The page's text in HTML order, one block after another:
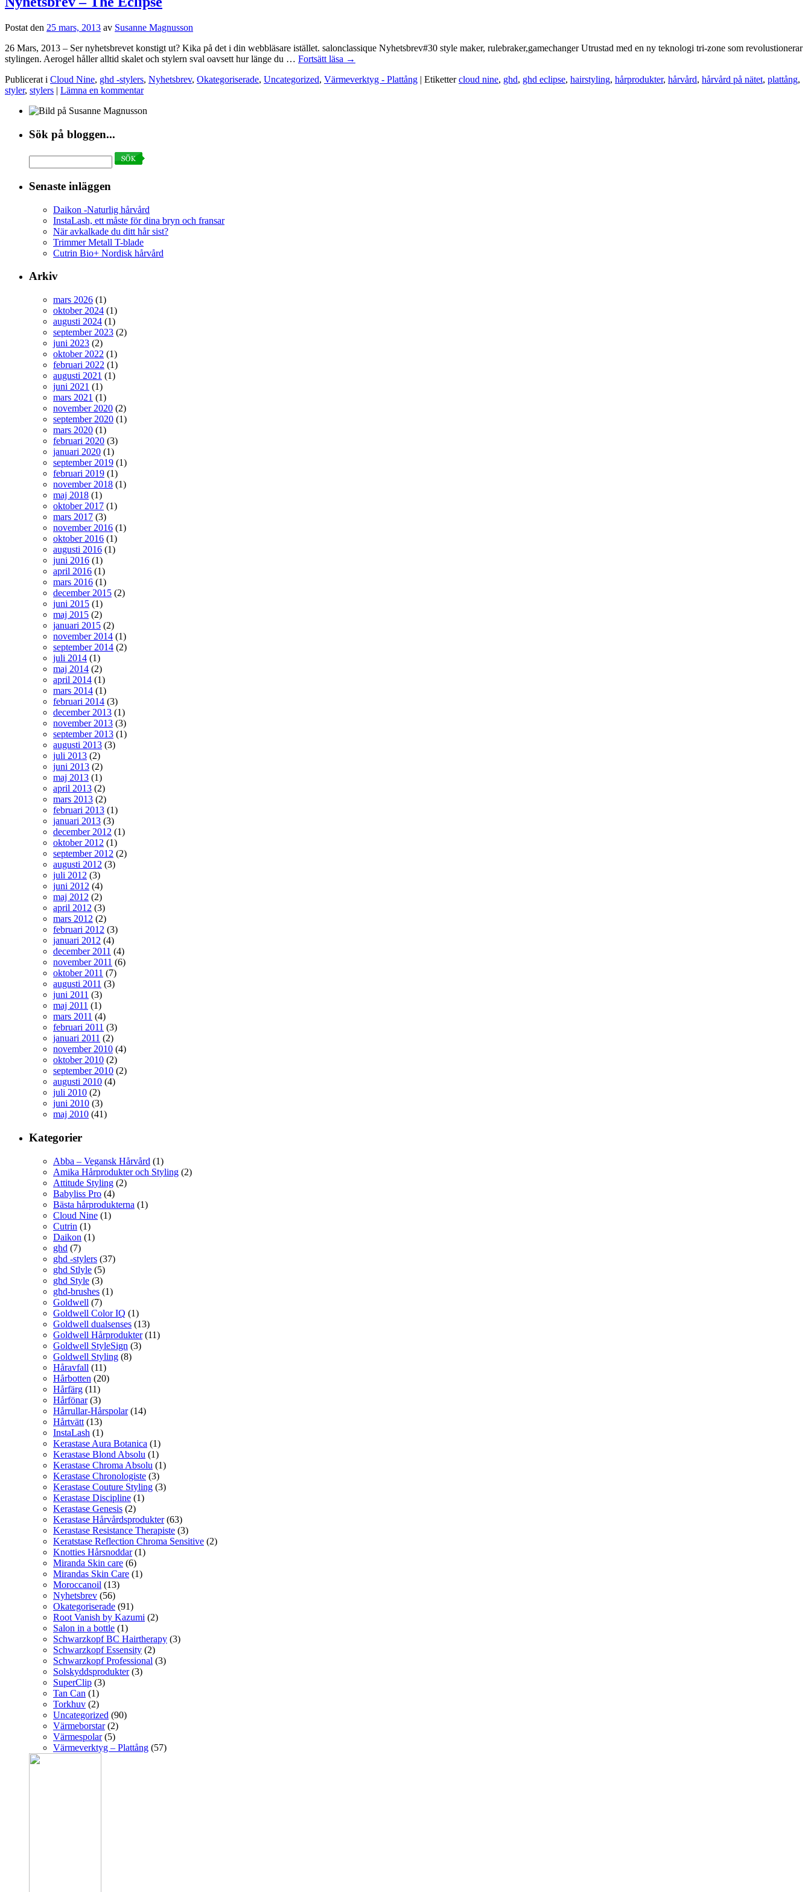
Postat den 25 mars, 2013 av Susanne Magnusson
26 Mars, 2013 – Ser nyhetsbrevet konstigt ut? Kika på det i din webbläsare istället. salonclassique Nyhetsbrev#30 style maker, rulebraker,gamechanger Utrustad med en ny teknologi tri-zone som revolustionerar
stylingen. Aerogel håller alltid skalet och stylern sval oavsett hur länge du … Fortsätt läsa →
Publicerat i Cloud Nine, ghd -stylers, Nyhetsbrev, Okategoriserade, Uncategorized, Värmeverktyg - Plattång | Etiketter cloud nine, ghd, ghd eclipse, hairstyling, hårprodukter, hårvård, hårvård på nätet, plattång,
styler, stylers | Lämna en kommentar
Sök på bloggen...
Search
for:
Senaste inläggen
Daikon -Naturlig hårvård
InstaLash, ett måste för dina bryn och fransar
När avkalkade du ditt hår sist?
Trimmer Metall T-blade
Cutrin Bio+ Nordisk hårvård
Arkiv
mars 2026 (1)
oktober 2024 (1)
augusti 2024 (1)
september 2023 (2)
juni 2023 (2)
oktober 2022 (1)
februari 2022 (1)
augusti 2021 (1)
juni 2021 (1)
mars 2021 (1)
november 2020 (2)
september 2020 (1)
mars 2020 (1)
februari 2020 (3)
januari 2020 (1)
september 2019 (1)
februari 2019 (1)
november 2018 (1)
maj 2018 (1)
oktober 2017 (1)
mars 2017 (3)
november 2016 (1)
oktober 2016 (1)
augusti 2016 (1)
juni 2016 (1)
april 2016 (1)
mars 2016 (1)
december 2015 (2)
juni 2015 (1)
maj 2015 (2)
januari 2015 (2)
november 2014 (1)
september 2014 (2)
juli 2014 (1)
maj 2014 (2)
april 2014 (1)
mars 2014 (1)
februari 2014 (3)
december 2013 (1)
november 2013 (3)
september 2013 (1)
augusti 2013 (3)
juli 2013 (2)
juni 2013 (2)
maj 2013 (1)
april 2013 (2)
mars 2013 (2)
februari 2013 (1)
januari 2013 (3)
december 2012 (1)
oktober 2012 (1)
september 2012 (2)
augusti 2012 (3)
juli 2012 (3)
juni 2012 (4)
maj 2012 (2)
april 2012 (3)
mars 2012 (2)
februari 2012 (3)
januari 2012 (4)
december 2011 (4)
november 2011 (6)
oktober 2011 (7)
augusti 2011 (3)
juni 2011 (3)
maj 2011 (1)
mars 2011 (4)
februari 2011 (3)
januari 2011 (2)
november 2010 (4)
oktober 2010 (2)
september 2010 (2)
augusti 2010 (4)
juli 2010 (2)
juni 2010 (3)
maj 2010 (41)
Kategorier
Abba – Vegansk Hårvård (1)
Amika Hårprodukter och Styling (2)
Attitude Styling (2)
Babyliss Pro (4)
Bästa hårprodukterna (1)
Cloud Nine (1)
Cutrin (1)
Daikon (1)
ghd (7)
ghd -stylers (37)
ghd Stlyle (5)
ghd Style (3)
ghd-brushes (1)
Goldwell (7)
Goldwell Color IQ (1)
Goldwell dualsenses (13)
Goldwell Hårprodukter(11)
Goldwell StyleSign (3)
Goldwell Styling (8)
Håravfall (11)
Hårbotten (20)
Hårfärg (11)
Hårfönar(3)
Hårrullar-Hårspolar(14)
Hårtvätt (13)
InstaLash (1)
Kerastase Aura Botanica (1)
Kerastase Blond Absolu (1)
Kerastase Chroma Absolu (1)
Kerastase Chronologiste (3)
Kerastase Couture Styling (3)
Kerastase Discipline (1)
Kerastase Genesis (2)
Kerastase Hårvårdsprodukter(63)
Kerastase Resistance Therapiste (3)
Keratstase Reflection Chroma Sensitive (2)
Knotties Hårsnoddar(1)
Miranda Skin care (6)
Mirandas Skin Care (1)
Moroccanoil (13)
Nyhetsbrev (56)
Okategoriserade (91)
Root Vanish by Kazumi (2)
Salon in a bottle (1)
Schwarzkopf BC Hairtherapy (3)
Schwarzkopf Essensity (2)
Schwarzkopf Professional (3)
Solskyddsprodukter(3)
SuperClip (3)
Tan Can (1)
Torkhuv (2)
Uncategorized (90)
Värmeborstar(2)
Värmespolar(5)
Värmeverktyg – Plattång (57)